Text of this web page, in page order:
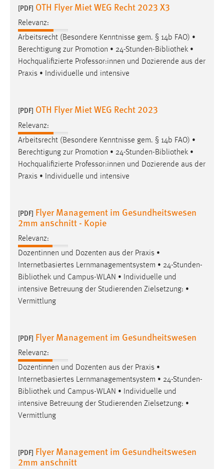
[PDF] OTH Flyer Miet WEG Recht 2023 X3
Relevanz:
Arbeitsrecht (Besondere Kenntnisse gem. § 14b FAO) •
Berechtigung zur Promotion • 24-Stunden-Bibliothek •
Hochqualifizierte Professor:innen und Dozierende aus der
Praxis • Individuelle und intensive
[PDF] OTH Flyer Miet WEG Recht 2023
Relevanz:
Arbeitsrecht (Besondere Kenntnisse gem. § 14b FAO) •
Berechtigung zur Promotion • 24-Stunden-Bibliothek •
Hochqualifizierte Professor:innen und Dozierende aus der
Praxis • Individuelle und intensive
[PDF] Flyer Management im Gesundheitswesen
2mm anschnitt - Kopie
Relevanz:
Dozentinnen und Dozenten aus der Praxis •
Internetbasiertes Lernmanagementsystem • 24-Stunden-
Bibliothek und Campus-WLAN • Individuelle und
intensive Betreuung der Studierenden Zielsetzung: •
Vermittlung
[PDF] Flyer Management im Gesundheitswesen
Relevanz:
Dozentinnen und Dozenten aus der Praxis •
Internetbasiertes Lernmanagementsystem • 24-Stunden-
Bibliothek und Campus-WLAN • Individuelle und
intensive Betreuung der Studierenden Zielsetzung: •
Vermittlung
[PDF] Flyer Management im Gesundheitswesen
2mm anschnitt
Max. 13 Monate
MARKETING
Sie tun dies, indem sie Besucher über Websites
Google Ads
Name:
_gcl_au
Zweck:
Cookie Laufzeit:
3 Monate
Facebook Pixel
Anbieter:
Facebook
Zweck:
Conversion-Tracking
Cookie Laufzeit:
3 Monate
EXTERNE MEDIEN